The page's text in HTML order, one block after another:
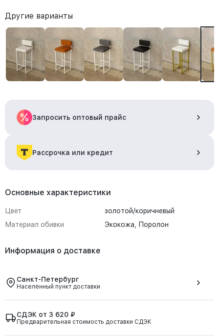
Другие варианты
Запросить оптовый прайс
Рассрочка или кредит
Основные характеристики
Цвет
золотой/коричневый
Материал обивки
Экокожа, Поролон
Информация о доставке
Санкт-Петербург
Населённый пункт доставки
СДЭК от 3 620 ₽
Предварительная стоимость доставки СДЭК